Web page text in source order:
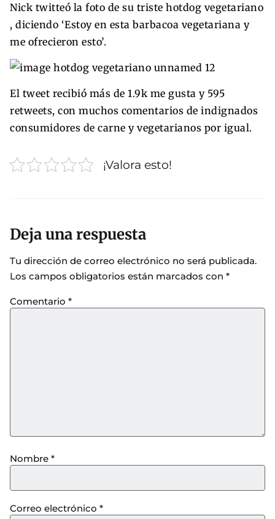
Nick twitteó la foto de su triste hotdog vegetariano
, diciendo ‘Estoy en esta barbacoa vegetariana y
me ofrecieron esto’.
El tweet recibió más de 1.9k me gusta y 595
retweets, con muchos comentarios de indignados
consumidores de carne y vegetarianos por igual.
¡Valora esto!
Deja una respuesta
Tu dirección de correo electrónico no será publicada.
Los campos obligatorios están marcados con *
Comentario *
Nombre *
Correo electrónico *